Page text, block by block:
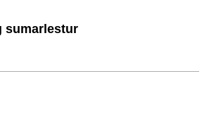
sumarlestur